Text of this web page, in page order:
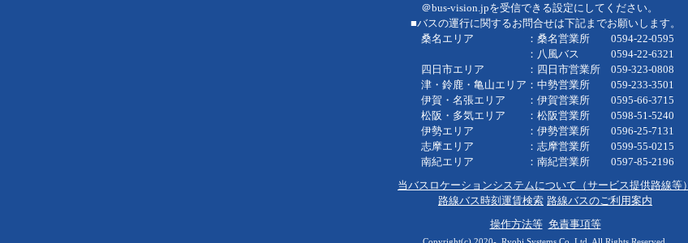
＠bus-vision.jpを受信できる設定にしてください。
■バスの運行に関するお問合せは下記までお願いします。
桑名エリア ：桑名営業所 0594-22-0595
：八風バス 0594-22-6321
四日市エリア ：四日市営業所 059-323-0808
津・鈴鹿・亀山エリア：中勢営業所 059-233-3501
伊賀・名張エリア ：伊賀営業所 0595-66-3715
松阪・多気エリア ：松阪営業所 0598-51-5240
伊勢エリア ：伊勢営業所 0596-25-7131
志摩エリア ：志摩営業所 0599-55-0215
南紀エリア ：南紀営業所 0597-85-2196
当バスロケーションシステムについて（サービス提供路線等）
路線バス時刻運賃検索 路線バスのご利用案内
操作方法等 免責事項等